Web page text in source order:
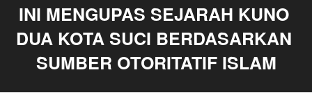
INI MENGUPAS SEJARAH KUNO
DUA KOTA SUCI BERDASARKAN
SUMBER OTORITATIF ISLAM